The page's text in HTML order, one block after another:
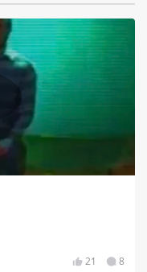
21 8